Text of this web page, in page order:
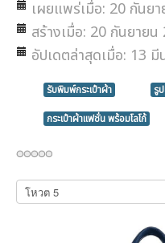
เผยแพร่เมื่อ: 20 กันย
สร้างเมื่อ: 20 กันยายน
อัปเดตล่าสุดเมื่อ: 13
รับพิมพ์กระเป๋าผ้า รู
กระเป๋าผ้าแฟชั่น พร้อมโลโก้
กรุณา
ให้